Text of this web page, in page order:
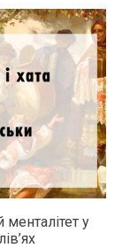
менталітет у